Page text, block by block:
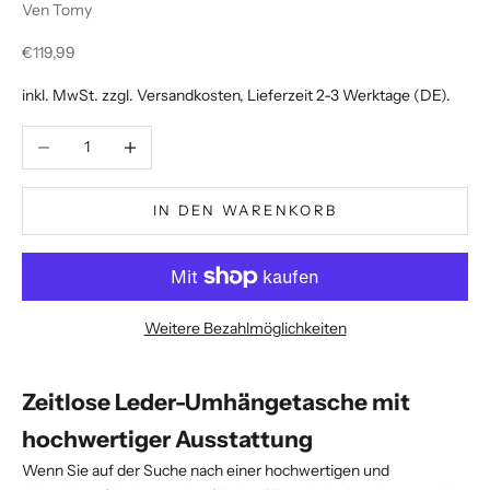
Ven Tomy
Angebot
€119,99
inkl. MwSt. zzgl. Versandkosten, Lieferzeit 2-3 Werktage (DE).
Anzahl verringernAnzahl erhöhen
IN DEN WARENKORB
Weitere Bezahlmöglichkeiten
Zeitlose Leder-Umhängetasche mit
hochwertiger Ausstattung
Wenn Sie auf der Suche nach einer hochwertigen und